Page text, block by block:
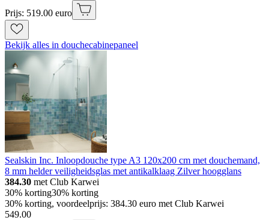
Prijs: 519.00 euro
Bekijk alles in douchecabinepaneel
Sealskin Inc. Inloopdouche type A3 120x200 cm met douchemand,
8 mm helder veiligheidsglas met antikalklaag Zilver hoogglans
384.30 met Club Karwei
30% korting30% korting
30% korting, voordeelprijs: 384.30 euro met Club Karwei
549.00